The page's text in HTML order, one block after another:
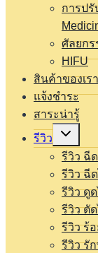
การปรั
ศัลยกร
HIFU
สินค้าของเรา
แจ้งชำระ
สาระน่ารู้
รีวิว
Expand
child
menu
รีวิว ฉี
รีวิว ฉี
รีวิว ดู
รีวิว ตั
รีวิว ร้
รีวิว รั